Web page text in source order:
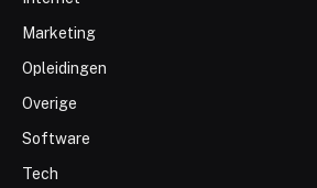
Marketing
Opleidingen
Overige
Software
Tech